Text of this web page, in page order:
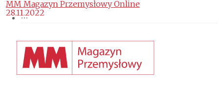
MM Magazyn Przemysłowy Online
28.11.2022